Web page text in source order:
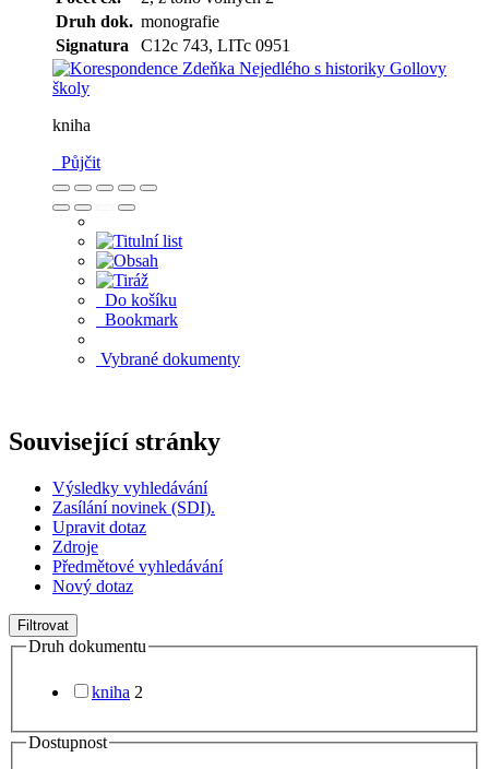
Druh dok. monografie
Signatura
C12c 743, LITc 0951
kniha
Půjčit
Do košíku
Bookmark
Vybrané dokumenty
Související stránky
Výsledky vyhledávání
Zasílání novinek (SDI).
Upravit dotaz
Zdroje
Předmětové vyhledávání
Nový dotaz
Filtrovat
Druh dokumentu
kniha 2
Dostupnost